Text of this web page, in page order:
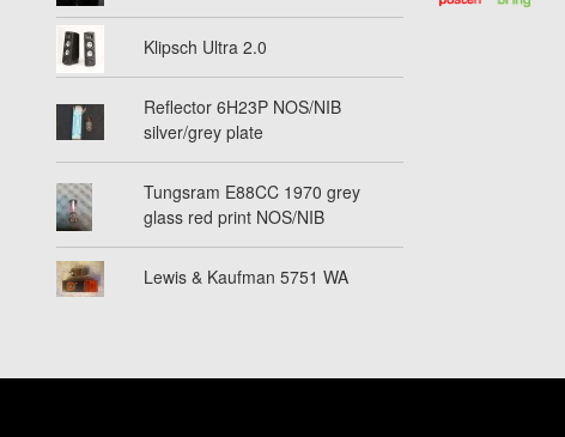
Klipsch Ultra 2.0
Reflector 6H23P NOS/NIB
silver/grey plate
Tungsram E88CC 1970 grey
glass red print NOS/NIB
Lewis & Kaufman 5751 WA